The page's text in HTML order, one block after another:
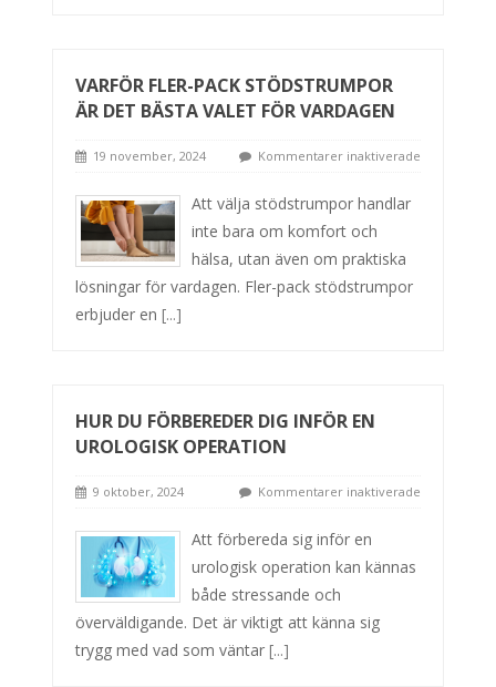
VARFÖR FLER-PACK STÖDSTRUMPOR
ÄR DET BÄSTA VALET FÖR VARDAGEN
19 november, 2024 Kommentarer inaktiverade
Att välja stödstrumpor handlar
inte bara om komfort och
hälsa, utan även om praktiska
lösningar för vardagen. Fler-pack stödstrumpor
erbjuder en[...]
HUR DU FÖRBEREDER DIG INFÖR EN
UROLOGISK OPERATION
9 oktober, 2024 Kommentarer inaktiverade
Att förbereda sig inför en
urologisk operation kan kännas
både stressande och
överväldigande. Det är viktigt att känna sig
trygg med vad som väntar[...]